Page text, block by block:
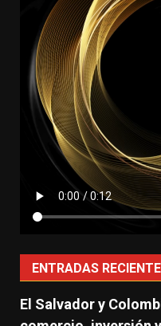
ENTRADAS
El Salvador y